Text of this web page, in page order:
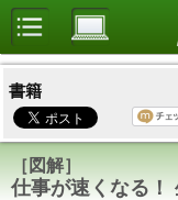
書籍
［図解］
仕事が速くなる！